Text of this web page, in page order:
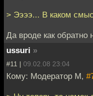
> Ээээ... В каком
Да вроде как обратно
ussuri »
#11 | 09.02.08 23:04
Кому: Модератор М,